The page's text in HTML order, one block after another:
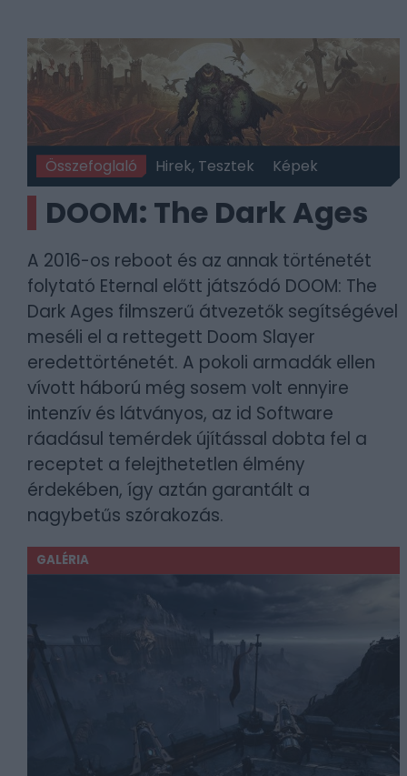
Összefoglaló Hirek, Tesztek Képek
DOOM: The Dark Ages
A 2016-os reboot és az annak történetét
folytató Eternal előtt játszódó DOOM: The
Dark Ages filmszerű átvezetők segítségével
meséli el a rettegett Doom Slayer
eredettörténetét. A pokoli armadák ellen
vívott háború még sosem volt ennyire
intenzív és látványos, az id Software
ráadásul temérdek újítással dobta fel a
receptet a felejthetetlen élmény
érdekében, így aztán garantált a
nagybetűs szórakozás.
GALÉRIA